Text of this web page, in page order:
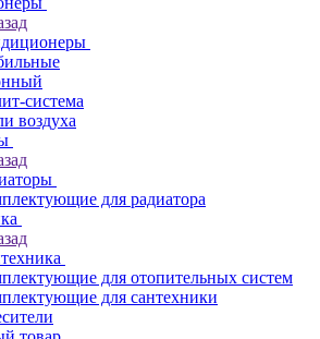
система
воздуха
для радиатора
для отопительных систем
для сантехники